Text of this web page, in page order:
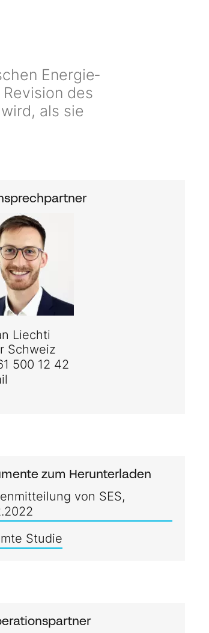
Energie­
des
als sie
Liechti
Schweiz
500 12 42
zum Herunterladen
von SES,
Studie